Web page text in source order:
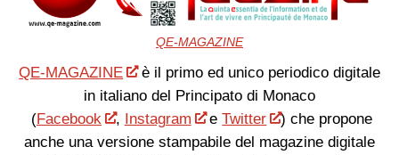
QE-MAGAZINE
QE-MAGAZINE
è il primo ed unico periodico digitale
in italiano del Principato di Monaco
(Facebook , Instagram eTwitter
) che propone
anche una versione stampabile del magazine digitale